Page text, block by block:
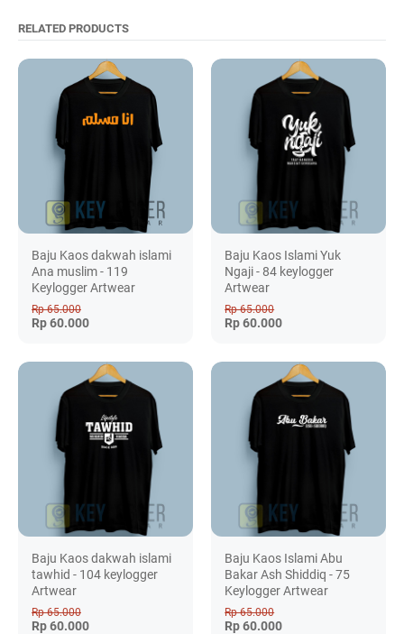
RELATED PRODUCTS
Baju Kaos dakwah islami
Ana muslim - 119
Keylogger Artwear
Rp 65.000
Rp 60.000
Baju Kaos Islami Yuk
Ngaji - 84 keylogger
Artwear
Rp 65.000
Rp 60.000
Baju Kaos dakwah islami
tawhid - 104 keylogger
Artwear
Rp 65.000
Rp 60.000
Baju Kaos Islami Abu
Bakar Ash Shiddiq - 75
Keylogger Artwear
Rp 65.000
Rp 60.000